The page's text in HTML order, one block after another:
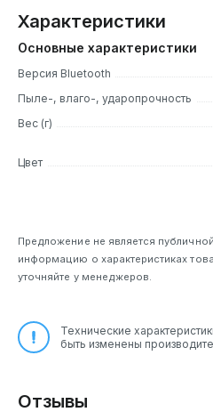
Характеристики
Основные характеристики
Версия Bluetooth
Пыле-, влаго-, ударопрочность
Вес (г)
Цвет
Предложение не является
информацию о характеристиках
уточняйте у менеджеров.
Технические
быть изменены
Отзывы